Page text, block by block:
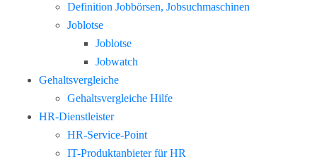
Definition Jobbörsen, Jobsuchmaschinen
Joblotse
Joblotse
Jobwatch
Gehaltsvergleiche
Gehaltsvergleiche Hilfe
HR-Dienstleister
HR-Service-Point
IT-Produktanbieter für HR